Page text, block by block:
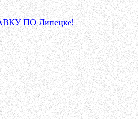
ПО Липецке!